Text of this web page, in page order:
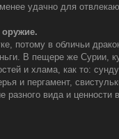
удачно для
потому в обличьи
В пещере же Сурии,
и хлама, как то:
и пергамент,
разного вида и ценности